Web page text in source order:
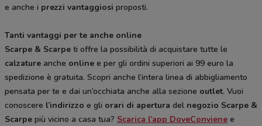
e anche i prezzi vantaggiosi proposti.
Tanti vantaggi per te anche online
Scarpe & Scarpe ti offre la possibilità di acquistare tutte le
calzature anche online e per gli ordini superiori ai 99 euro la
spedizione è gratuita. Scopri anche l’intera linea di abbigliamento
pensata per te e dai un’occhiata anche alla sezione outlet. Vuoi
conoscere l’indirizzo e gli orari di apertura del negozio Scarpe &
Scarpe più vicino a casa tua? Scarica l’app DoveConviene e